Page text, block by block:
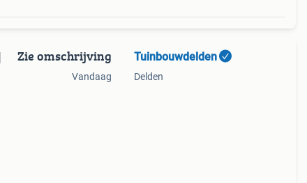
Zie omschrijving
Vandaag
Tuinbouwdelden
Delden